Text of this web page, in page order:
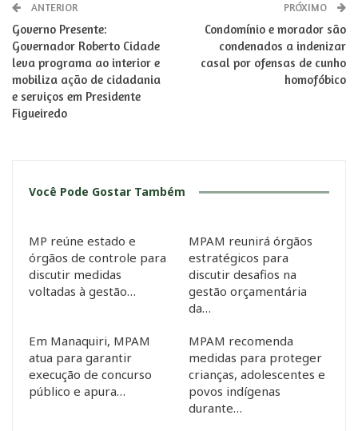
ANTERIOR
Governo Presente:
Governador Roberto Cidade
leva programa ao interior e
mobiliza ação de cidadania
e serviços em Presidente
Figueiredo
PRÓXIMO
Condomínio e morador são
condenados a indenizar
casal por ofensas de cunho
homofóbico
Você Pode Gostar Também
MP reúne estado e
órgãos de controle para
discutir medidas
voltadas à gestão…
MPAM reunirá órgãos
estratégicos para
discutir desafios na
gestão orçamentária
da…
Em Manaquiri, MPAM
atua para garantir
execução de concurso
público e apura…
MPAM recomenda
medidas para proteger
crianças, adolescentes e
povos indígenas
durante…